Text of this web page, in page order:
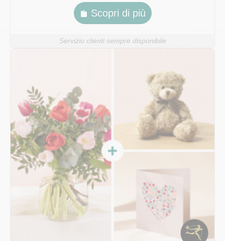
Scopri di più
Servizio clienti sempre disponibile